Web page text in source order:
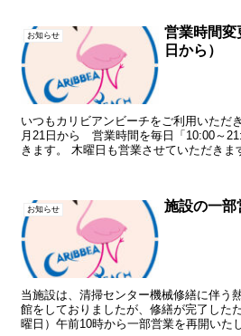
お知らせ
営業時間変
日から）
いつもカリビアンビーチをご利用いただ
月21日から 営業時間を毎日「10:00～
きます。 木曜日も営業させていただきま
お知らせ 施設の一部
当施設は、清掃センター機械修繕に伴う
館をしておりましたが、修繕が完了した
曜日）午前10時から一部営業を再開いた